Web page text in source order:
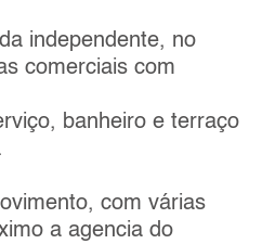
independente, no
comerciais com
banheiro e terraço
com várias
a agencia do